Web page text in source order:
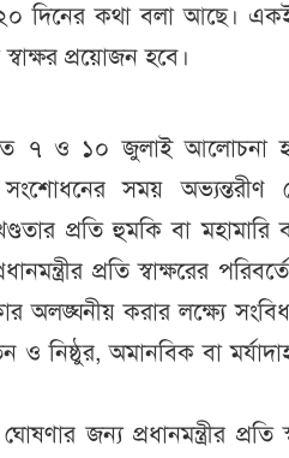
দিনের কথা বলা আছে।
স্বাক্ষর প্রয়োজন হবে।
৭ ও ১০ জুলাই আলোচনা
সময় অভ্যন্তরীণ
প্রতি হুমকি বা
প্রতি স্বাক্ষরের
অলঙ্ঘনীয় করার লক্ষ্যে
ও নিষ্ঠুর, অমানবিক বা
জন্য প্রধানমন্ত্রীর প্রতি